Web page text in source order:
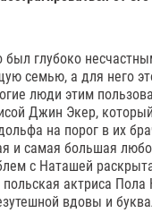
был глубоко
семью, а для него
люди этим
Джин Экер,
на порог в их
и самая большая
с Наташей
польская актриса
вдовы и